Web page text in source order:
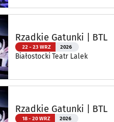
Rzadkie Gatunki | BTL
22 - 23 WRZ 2026
Białostocki Teatr Lalek
Rzadkie Gatunki | BTL
18 - 20 WRZ 2026